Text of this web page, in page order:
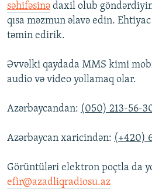
səhifəsinə daxil olub
qısa məzmun əlavə edin.
təmin edirik.
Əvvəlki qaydada MMS kimi
audio və video yollamaq olar.
Azərbaycandan: (050) 213-56-
Azərbaycan xaricindən: (+420)
Görüntüləri elektron poçtla da
efir@azadliqradiosu.az